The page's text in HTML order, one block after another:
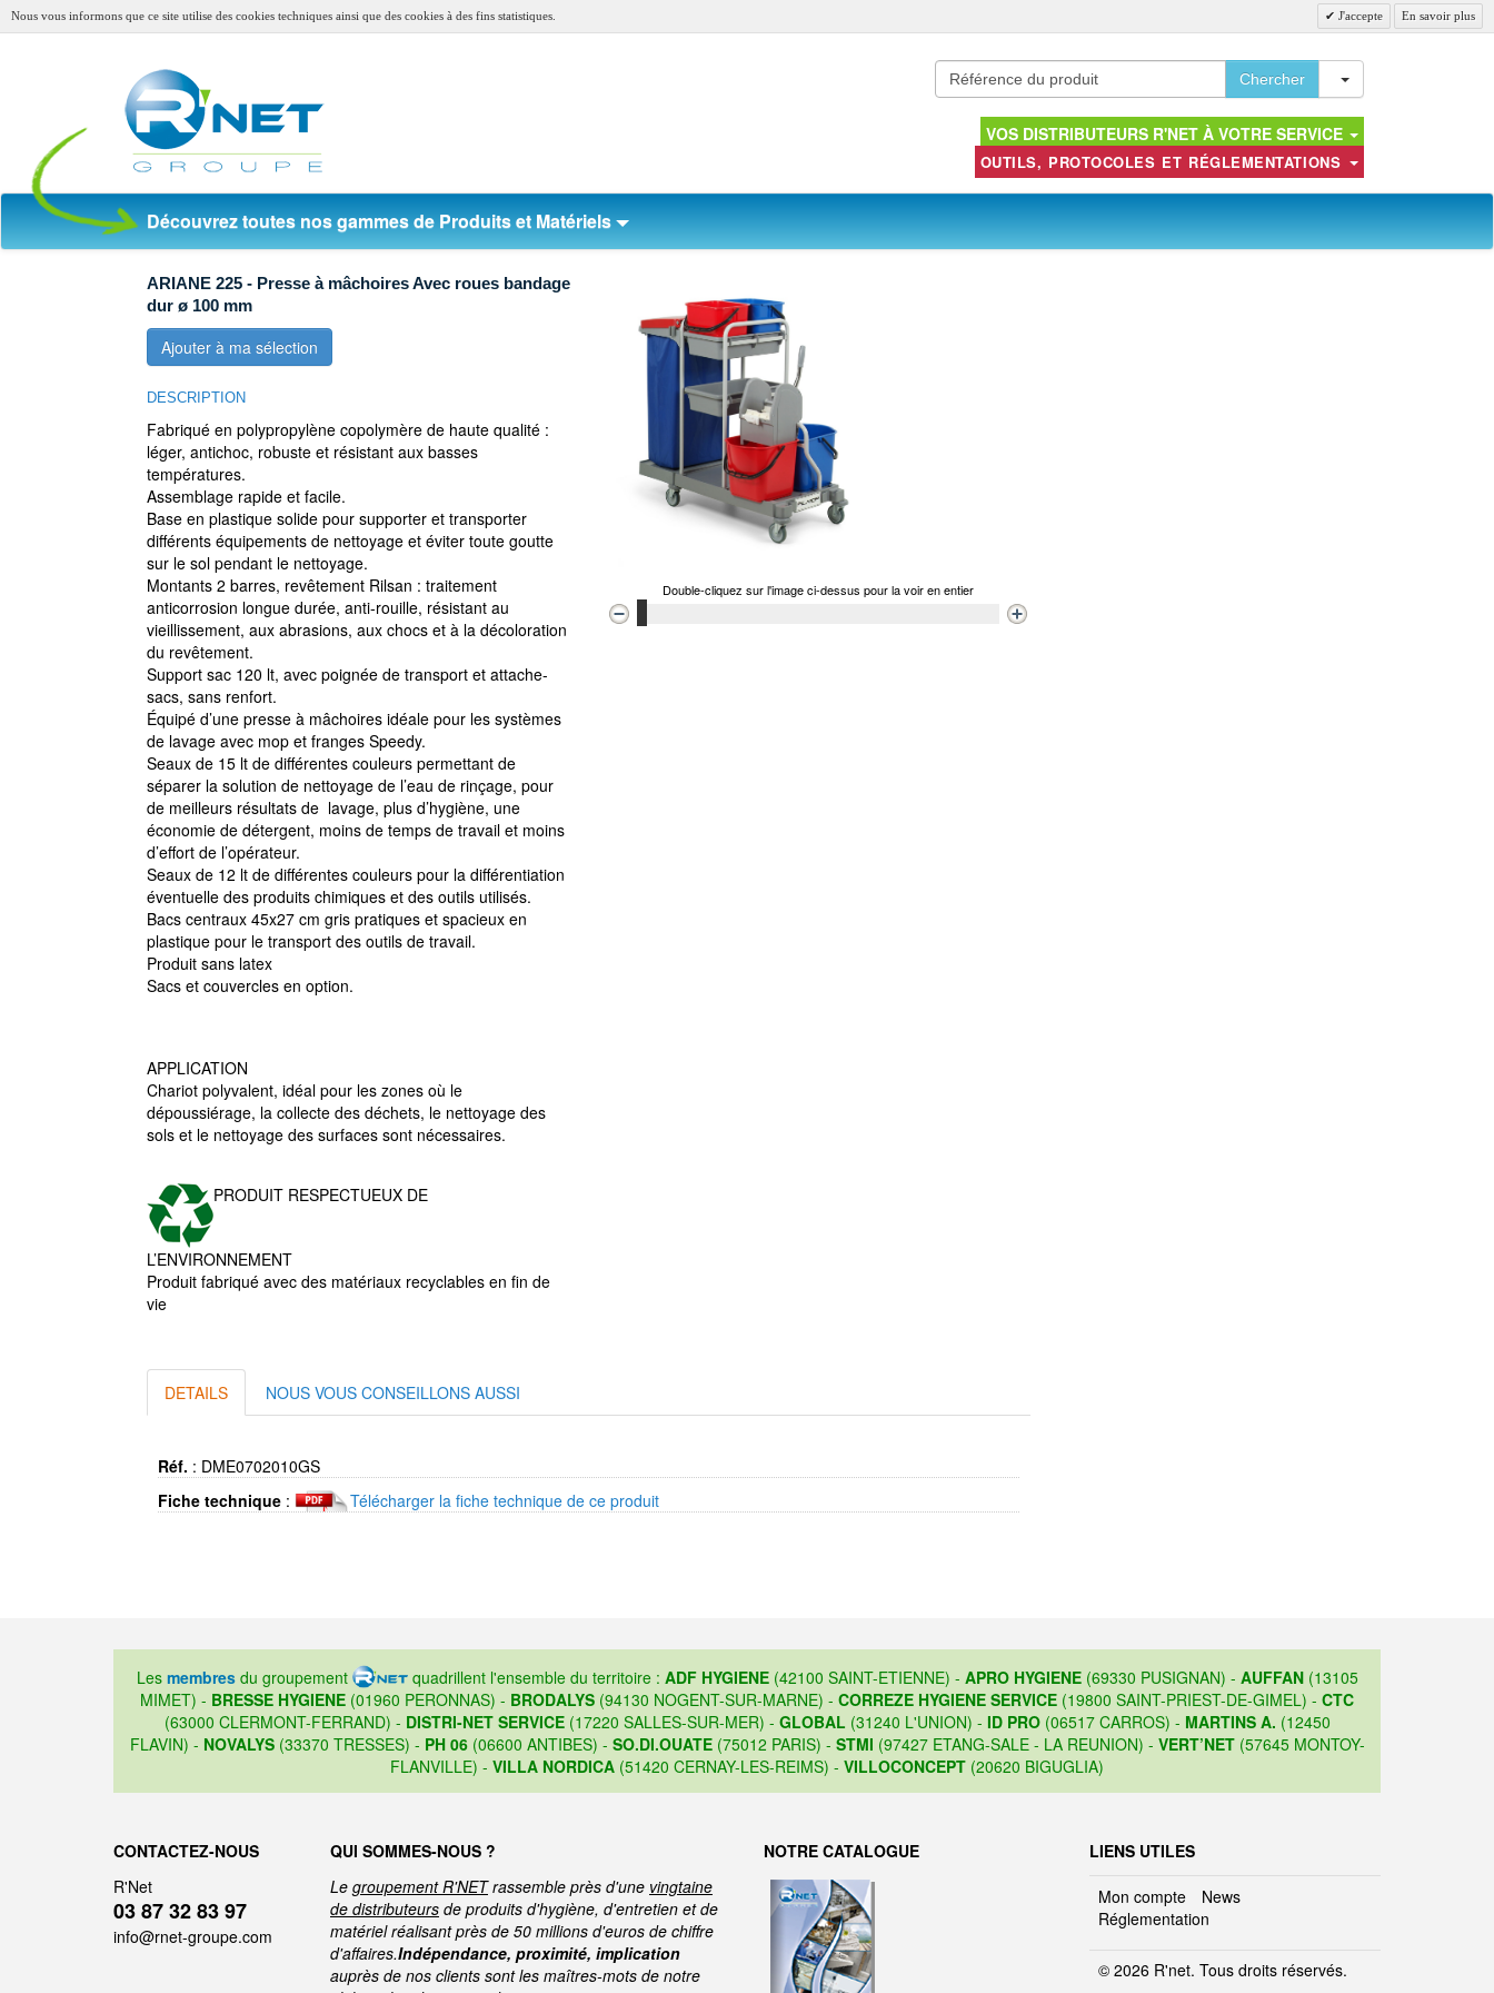
Nous vous informons que ce site utilise des cookies techniques ainsi que des cookies à des fins statistiques. J'accepte En savoir plus
Chercher Toggle Dropdown
VOS DISTRIBUTEURS R'NET À VOTRE SERVICE
OUTILS, PROTOCOLES ET RÉGLEMENTATIONS
Découvrez toutes nos gammes de Produits et Matériels
ARIANE 225 - Presse à mâchoires Avec roues bandage
dur ø 100 mm
Ajouter à ma sélection
DESCRIPTION
Fabriqué en polypropylène copolymère de haute qualité :
léger, antichoc, robuste et résistant aux basses
températures.
Assemblage rapide et facile.
Base en plastique solide pour supporter et transporter
différents équipements de nettoyage et éviter toute goutte
sur le sol pendant le nettoyage.
Montants 2 barres, revêtement Rilsan : traitement
anticorrosion longue durée, anti-rouille, résistant au
vieillissement, aux abrasions, aux chocs et à la décoloration
du revêtement.
Support sac 120 lt, avec poignée de transport et attache-
sacs, sans renfort.
Équipé d’une presse à mâchoires idéale pour les systèmes
de lavage avec mop et franges Speedy.
Seaux de 15 lt de différentes couleurs permettant de
séparer la solution de nettoyage de l’eau de rinçage, pour
de meilleurs résultats de lavage, plus d’hygiène, une
économie de détergent, moins de temps de travail et moins
d’effort de l’opérateur.
Seaux de 12 lt de différentes couleurs pour la différentiation
éventuelle des produits chimiques et des outils utilisés.
Bacs centraux 45x27 cm gris pratiques et spacieux en
plastique pour le transport des outils de travail.
Produit sans latex
Sacs et couvercles en option.
APPLICATION
Chariot polyvalent, idéal pour les zones où le
dépoussiérage, la collecte des déchets, le nettoyage des
sols et le nettoyage des surfaces sont nécessaires.
PRODUIT RESPECTUEUX DE
L’ENVIRONNEMENT
Produit fabriqué avec des matériaux recyclables en fin de
vie
Double-cliquez sur l'image ci-dessus pour la voir en entier
DETAILS NOUS VOUS CONSEILLONS AUSSI
Réf. : DME0702010GS
Fiche technique : Télécharger la fiche technique de ce produit
Les membresdu groupement quadrillent l'ensemble du territoire : ADF HYGIENE(42100 SAINT-ETIENNE) - APRO HYGIENE(69330 PUSIGNAN) - AUFFAN(13105
MIMET) - BRESSE HYGIENE (01960 PERONNAS) - BRODALYS (94130 NOGENT-SUR-MARNE) - CORREZE HYGIENE SERVICE (19800 SAINT-PRIEST-DE-GIMEL) - CTC
(63000 CLERMONT-FERRAND) - DISTRI-NET SERVICE(17220 SALLES-SUR-MER) - GLOBAL (31240 L'UNION) - ID PRO(06517 CARROS) - MARTINS A. (12450
FLAVIN) - NOVALYS(33370 TRESSES) - PH 06(06600 ANTIBES) - SO.DI.OUATE(75012 PARIS) - STMI (97427 ETANG-SALE - LA REUNION) - VERT’NET(57645 MONTOY-
FLANVILLE) - VILLA NORDICA (51420 CERNAY-LES-REIMS) - VILLOCONCEPT (20620 BIGUGLIA)
CONTACTEZ-NOUS
R'Net
03 87 32 83 97
info@rnet-groupe.com
QUI SOMMES-NOUS ?
Le groupement R'NETrassemble près d'une vingtaine
de distributeurs de produits d'hygiène, d'entretien et de
matériel réalisant près de 50 millions d'euros de chiffre
d'affaires.Indépendance, proximité, implication
auprès de nos clients sont les maîtres-mots de notre
NOTRE CATALOGUE LIENS UTILES
Mon compte
News
Réglementation
© 2026 R'net. Tous droits réservés.